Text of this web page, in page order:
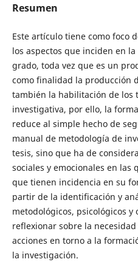
Resumen
Este artículo tiene como foco
los aspectos que inciden en
grado, toda vez que es un
como finalidad la producción
también la habilitación de los
investigativa, por ello, la
reduce al simple hecho de
manual de metodología de
tesis, sino que ha de
sociales y emocionales en las
que tienen incidencia en su
partir de la identificación y
metodológicos, psicológicos
reflexionar sobre la
acciones en torno a la
la investigación.